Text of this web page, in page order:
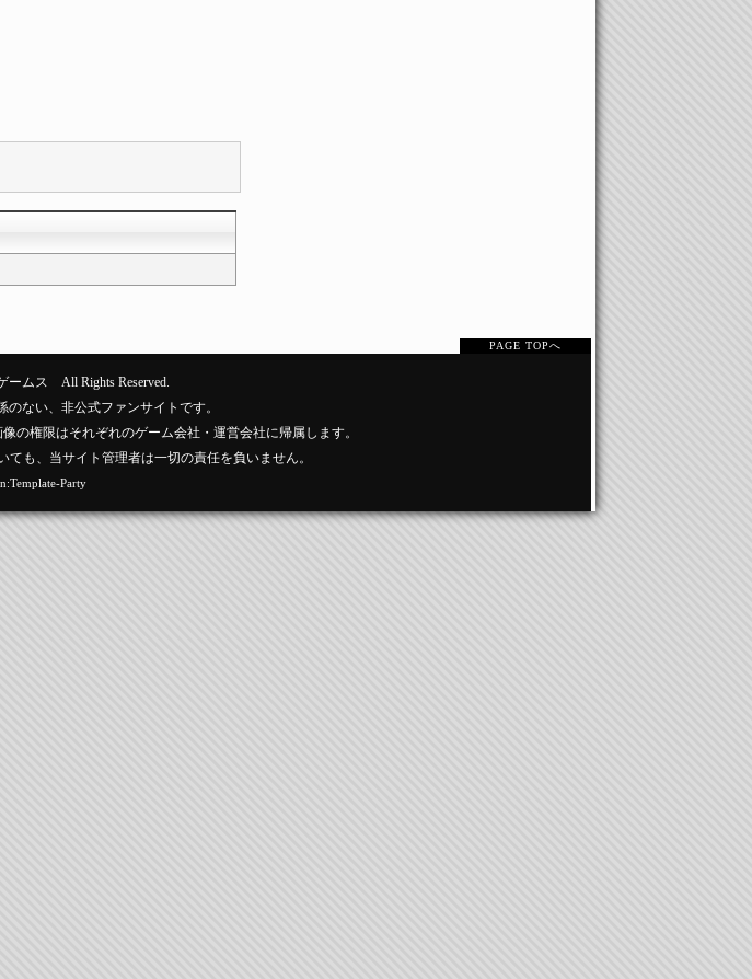
PAGE TOPへ
ームス
All Rights Reserved.
ない、非公式ファンサイトです。
の権限はそれぞれのゲーム会社・運営会社に帰属します。
も、当サイト管理者は一切の責任を負いません。
Party